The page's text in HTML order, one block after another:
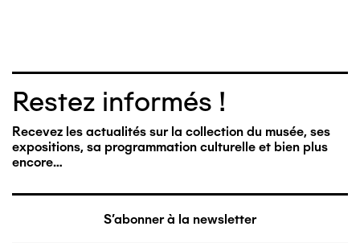
Restez informés !
Recevez les actualités sur la collection du musée, ses
expositions, sa programmation culturelle et bien plus
encore…
S'abonner à la newsletter